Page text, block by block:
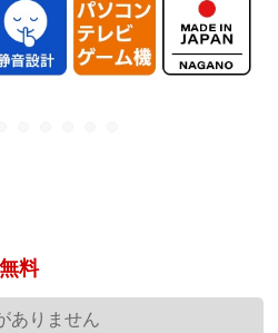
無料